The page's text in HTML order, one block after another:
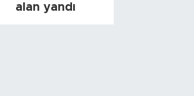
alan yandı